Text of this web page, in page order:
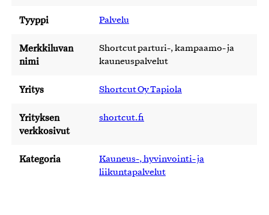
Tyyppi Palvelu
Merkkiluvan
nimi
Shortcut parturi-, kampaamo- ja
kauneuspalvelut
Yritys Shortcut Oy Tapiola
Yrityksen
verkkosivut
shortcut.fi
Kategoria
Kauneus-, hyvinvointi- ja
liikuntapalvelut